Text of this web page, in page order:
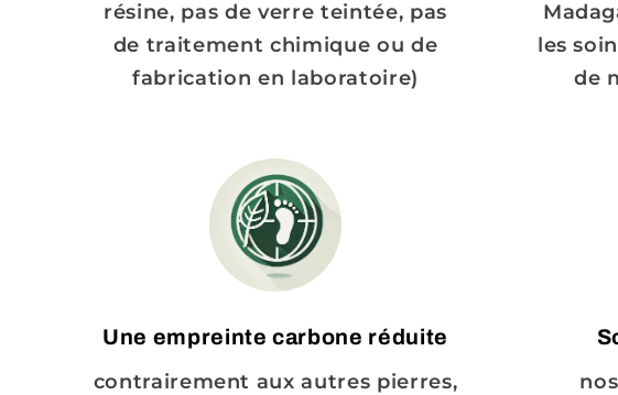
résine, pas de verre teintée, pas
de traitement chimique ou de
fabrication en laboratoire)
les
de
Une empreinte carbone réduite
contrairement aux autres pierres,